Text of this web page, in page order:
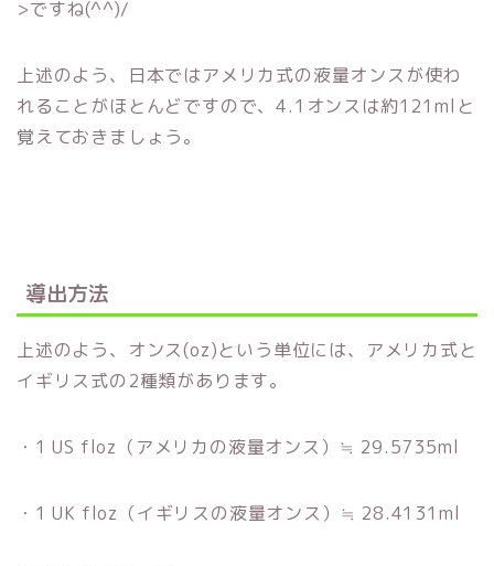
>ですね(^^)/
上述のよう、日本ではアメリカ式の液量オンスが使わ
れることがほとんどですので、4.1オンスは約121mlと
覚えておきましょう。
導出方法
上述のよう、オンス(oz)という単位には、アメリカ式と
イギリス式の2種類があります。
・1 US floz（アメリカの液量オンス）≒ 29.5735ml
・1 UK floz（イギリスの液量オンス）≒ 28.4131ml